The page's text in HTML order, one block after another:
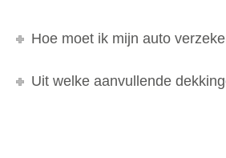
Hoe moet ik mijn auto
Uit welke aanvullende